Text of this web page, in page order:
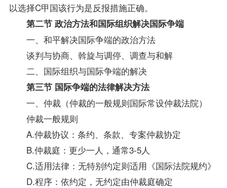
以选择C甲国该行为是反报措施正确。
第二节 政治方法和国际组织解决国际争端
一、和平解决国际争端的政治方法
谈判与协商、斡旋与调停、调查与和解
二、国际组织与国际争端的解决
第三节 国际争端的法律解决方法
一、仲裁（仲裁的一般规则国际常设仲裁法院）
仲裁一般规则
A.仲裁协议：条约、条款、专案仲裁协定
B.仲裁庭：更少一人，通常3-5人
C.适用法律：无特别约定则适用《国际法院规约》
D.程序：依约定，无约定由仲裁庭确定